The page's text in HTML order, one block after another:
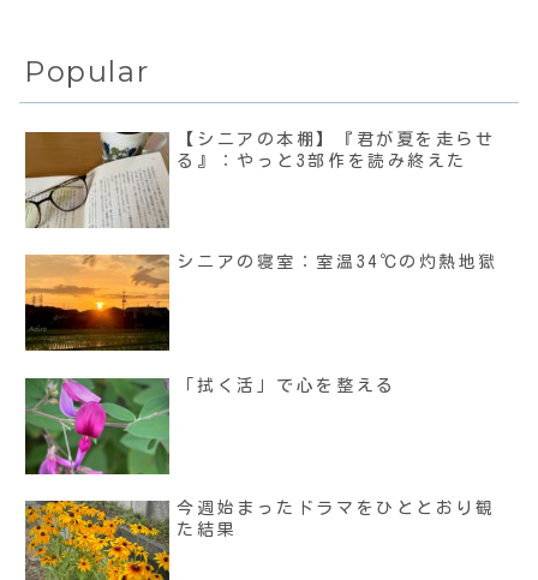
Popular
【シニアの本棚】『君が夏を走らせ
る』：やっと3部作を読み終えた
シニアの寝室：室温34℃の灼熱地獄
「拭く活」で心を整える
今週始まったドラマをひととおり観
た結果